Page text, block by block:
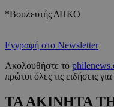
*Βουλευτής ΔΗΚΟ
Εγγραφή στο Newsletter
Ακολουθήστε το
πρώτοι όλες τις ειδήσεις
ΤΑ ΑΚΙΝΗΤΑ